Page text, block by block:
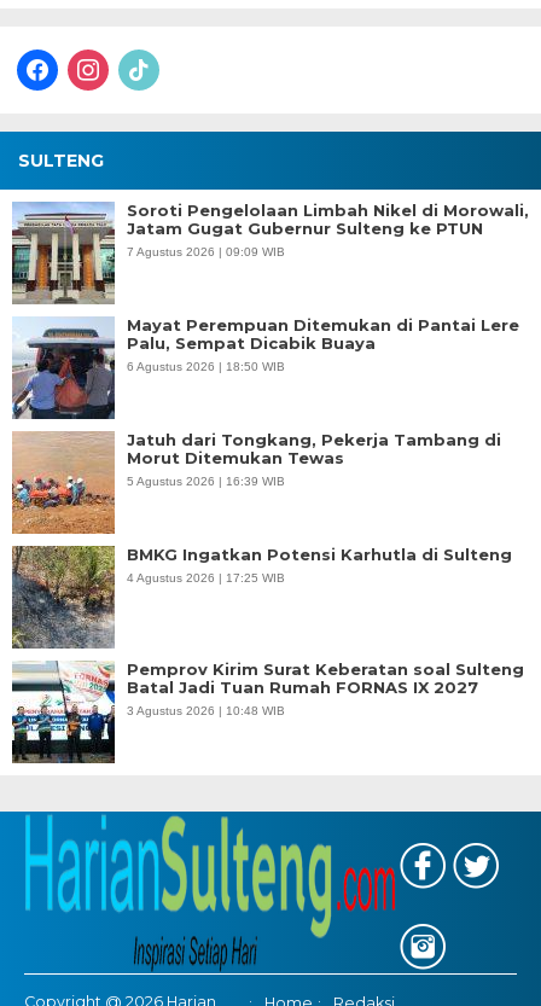
facebookinstagram
tiktok
SULTENG
Soroti Pengelolaan Limbah Nikel di Morowali,
Jatam Gugat Gubernur Sulteng ke PTUN
7 Agustus 2026 | 09:09 WIB
Mayat Perempuan Ditemukan di Pantai Lere
Palu, Sempat Dicabik Buaya
6 Agustus 2026 | 18:50 WIB
Jatuh dari Tongkang, Pekerja Tambang di
Morut Ditemukan Tewas
5 Agustus 2026 | 16:39 WIB
BMKG Ingatkan Potensi Karhutla di Sulteng
4 Agustus 2026 | 17:25 WIB
Pemprov Kirim Surat Keberatan soal Sulteng
Batal Jadi Tuan Rumah FORNAS IX 2027
3 Agustus 2026 | 10:48 WIB
Copyright @ 2026 Harian